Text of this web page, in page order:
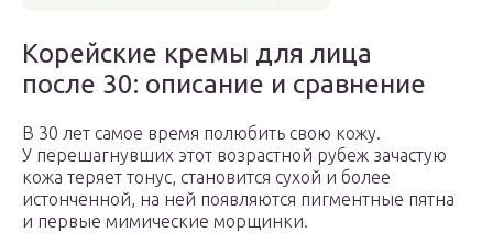
Корейские кремы для лица
после 30: описание и сравнение
В 30 лет самое время полюбить свою кожу.
У перешагнувших этот возрастной рубеж зачастую
кожа теряет тонус, становится сухой и более
истонченной, на ней появляются пигментные пятна
и первые мимические морщинки.